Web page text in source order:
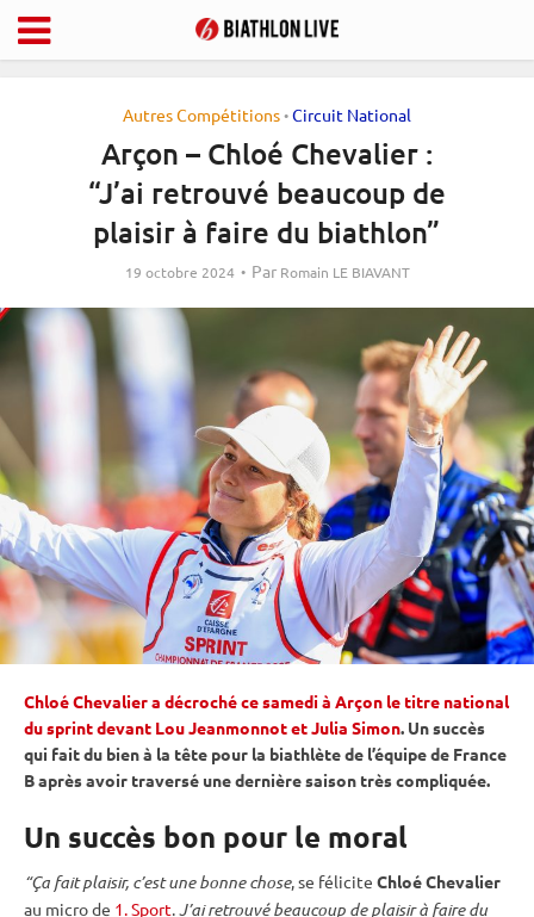
Autres Compétitions•Circuit National
Arçon – Chloé Chevalier :
“J’ai retrouvé beaucoup de
plaisir à faire du biathlon”
19 octobre 2024 Par Romain LE BIAVANT
Chloé Chevalier a décroché ce samedi à Arçon le titre national
du sprint devant Lou Jeanmonnot et Julia Simon. Un succès
qui fait du bien à la tête pour la biathlète de l’équipe de France
B après avoir traversé une dernière saison très compliquée.
Un succès bon pour le moral
“Ça fait plaisir, c’est une bonne chose, se félicite Chloé Chevalier
au micro de 1. Sport.J’ai retrouvé beaucoup de plaisir à faire du